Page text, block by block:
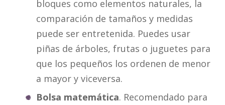
bloques como elementos naturales, la
comparación de tamaños y medidas
puede ser entretenida. Puedes usar
piñas de árboles, frutas o juguetes para
que los pequeños los ordenen de menor
a mayor y viceversa.
Bolsa matemática. Recomendado para